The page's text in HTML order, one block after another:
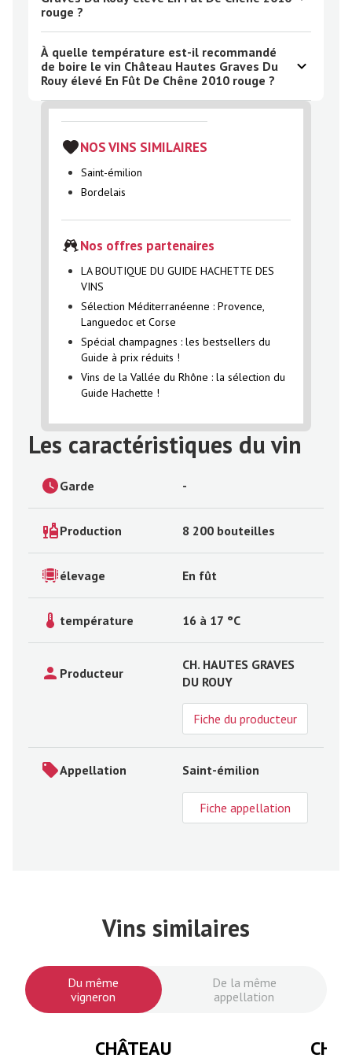
rouge ?
À quelle température est-il recommandé
de boire le vin Château Hautes Graves Du
Rouy élevé En Fût De Chêne 2010 rouge ?
NOS VINS SIMILAIRES
Saint-émilion
Bordelais
Nos offres partenaires
LA BOUTIQUE DU GUIDE HACHETTE DES
VINS
Sélection Méditerranéenne : Provence,
Languedoc et Corse
Spécial champagnes : les bestsellers du
Guide à prix réduits !
Vins de la Vallée du Rhône : la sélection du
Guide Hachette !
Les caractéristiques du vin
Garde -
Production 8 200 bouteilles
élevage En fût
température 16 à 17 °C
Producteur
CH. HAUTES GRAVES
DU ROUY
Fiche du producteur
Appellation Saint-émilion
Fiche appellation
Vins similaires
Du même
vigneron
De la même
appellation
CHÂTEAU